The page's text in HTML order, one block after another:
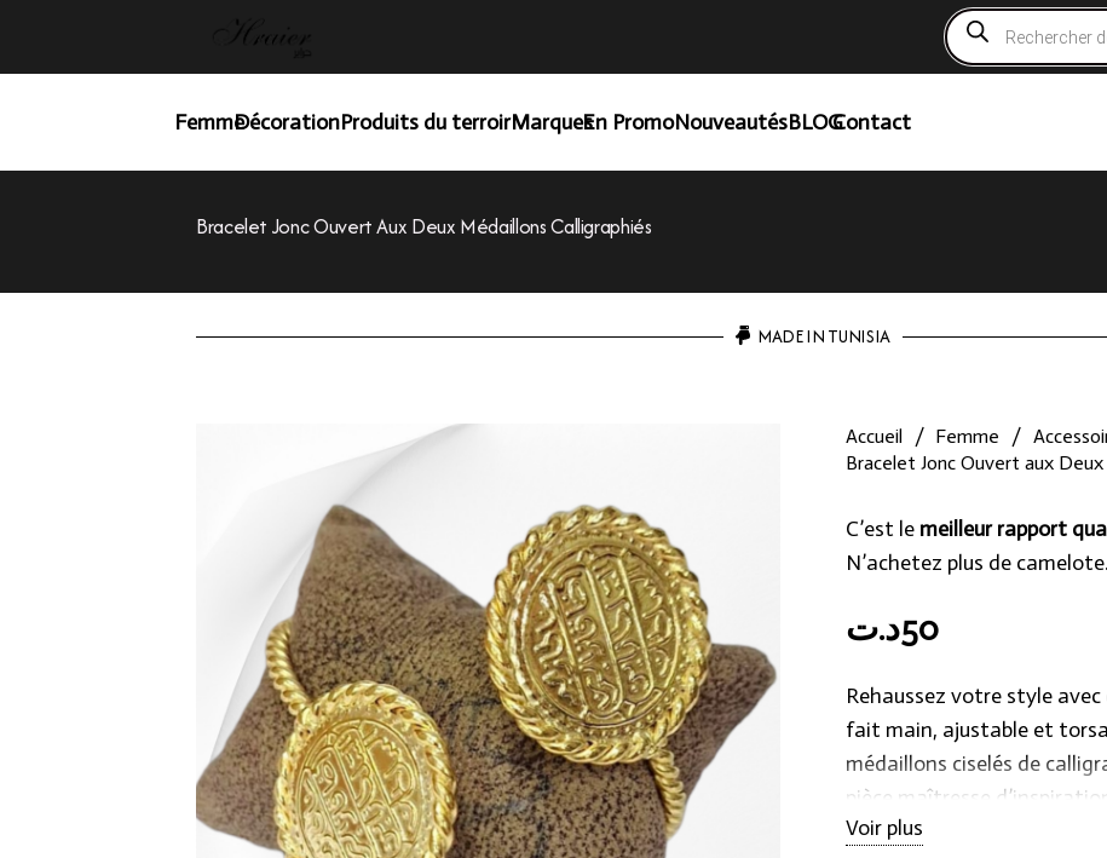
Recherche
de
produits
FemmeDécorationProduits du terroirMarquesEn PromoNouveautésBLOGContact
Bracelet Jonc Ouvert Aux Deux Médaillons Calligraphiés
MADE IN TUNISIA
Accueil / Femme /
Bracelet Jonc Ouvert aux
C’est le meilleur rapport
N’achetez plus de camelote.
50د.ت
Rehaussez votre style
fait main, ajustable et
médaillons ciselés de
pièce maîtresse
votre poignet d’une touche
Voir plus